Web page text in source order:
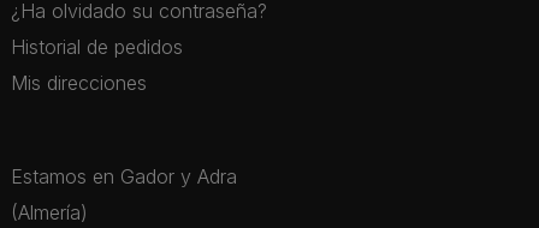
¿Ha olvidado su contraseña?
Historial de pedidos
Mis direcciones
Estamos en Gador y Adra
(Almería)